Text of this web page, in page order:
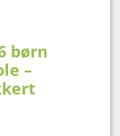
børn
–